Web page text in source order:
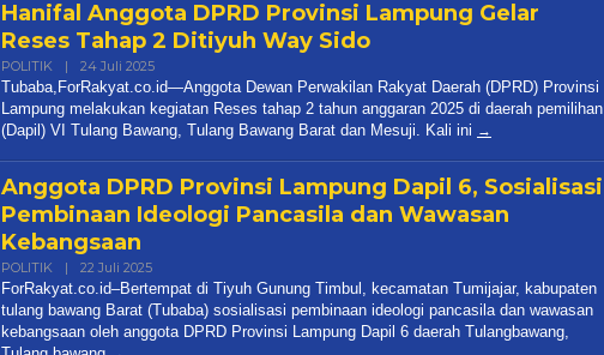
R
Tubaba,ForRakyat.co.id—Anggota Dewan Perwakilan Rakyat Daerah (DPRD) Provinsi
Lampung melakukan kegiatan Reses tahap 2 tahun anggaran 2025 di daerah pemilihan
(Dapil) VI Tulang Bawang, Tulang Bawang Barat dan Mesuji. Kali ini
Anggota DPRD Provinsi Lampung Dapil 6, Sosialisasi
Pembinaan Ideologi Pancasila dan Wawasan
Kebangsaan
POLITIK | 22 Juli 2025Oleh
R
R
ForRakyat.co.id–Bertempat di Tiyuh Gunung Timbul, kecamatan Tumijajar, kabupaten
tulang bawang Barat (Tubaba) sosialisasi pembinaan ideologi pancasila dan wawasan
kebangsaan oleh anggota DPRD Provinsi Lampung Dapil 6 daerah Tulangbawang,
Tulang bawang
1 2 3 … 26 Berikutnya